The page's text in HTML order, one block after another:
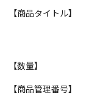
【商品タイトル】
【数量】
【商品管理番号】